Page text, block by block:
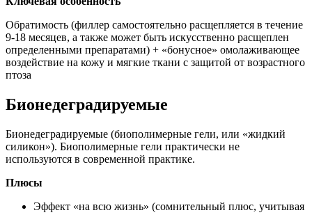
Обратимость (филлер самостоятельно расщепляется в течение
9-18 месяцев, а также может быть искусственно расщеплен
определенными препаратами) + «бонусное» омолаживающее
воздействие на кожу и мягкие ткани с защитой от возрастного
птоза
Бионедеградируемые
Бионедеградируемые (биополимерные гели, или «жидкий
силикон»). Биополимерные гели практически не
используются в современной практике.
Плюсы
Эффект «на всю жизнь» (сомнительный плюс, учитывая